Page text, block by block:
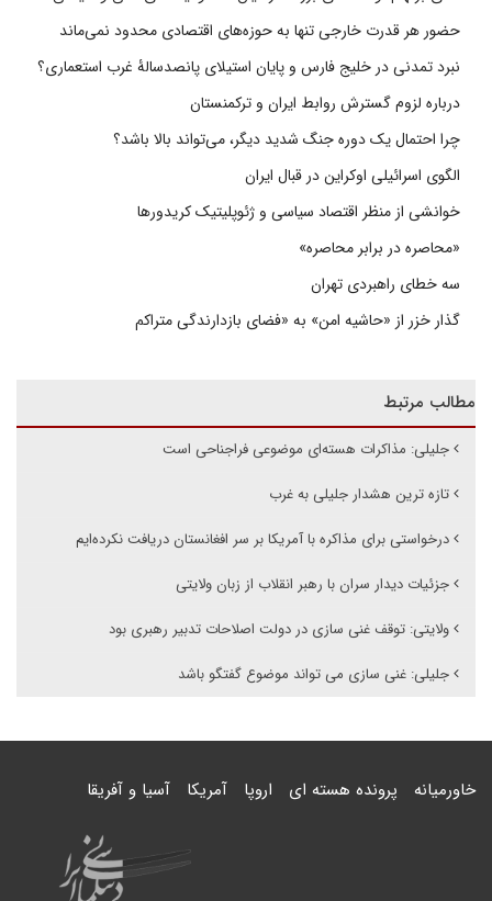
حضور هر قدرت خارجی تنها به حوزه‌های اقتصادی محدود نمی‌ماند
نبرد تمدنی در خلیج فارس و پایان استیلای پانصدسالۀ غرب استعماری؟
درباره لزوم گسترش روابط ایران و ترکمنستان
چرا احتمال یک دوره جنگ شدید دیگر، می‌تواند بالا باشد؟
الگوی اسرائیلی اوکراین در قبال ایران
خوانشی از منظر اقتصاد سیاسی و ژئوپلیتیک کریدورها
«محاصره در برابر محاصره»
سه خطای راهبردی تهران
گذار خزر از «حاشیه امن» به «فضای بازدارندگی متراکم
مطالب مرتبط
جلیلی:‌ مذاکرات هسته‌ای موضوعی فراجناحی است
تازه ترین هشدار جلیلی به غرب
درخواستی برای مذاکره با آمریکا بر سر افغانستان دریافت نکرده‌ایم
جزئیات دیدار سران با رهبر انقلاب از زبان ولایتی
ولایتی: توقف غنی سازی در دولت اصلاحات تدبیر رهبری بود
جلیلی: غنی سازی می تواند موضوع گفتگو باشد
خاورمیانه پرونده هسته ای اروپا آمریکا آسیا و آفریقا